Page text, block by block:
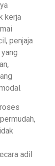
kerja
penjaja
adil